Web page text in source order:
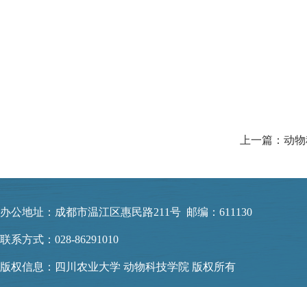
上一篇：动
办公地址：成都市温江区惠民路211号 邮编：611130
联系方式：028-86291010
版权信息：四川农业大学 动物科技学院 版权所有